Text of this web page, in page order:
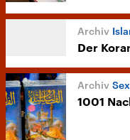
Der
1001